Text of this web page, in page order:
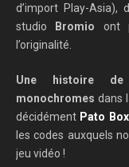
d’import Play-Asia),
studio Bromio ont
l’originalité.
Une histoire de
monochromes dans
décidément Pato Box
les codes auxquels
jeu vidéo !